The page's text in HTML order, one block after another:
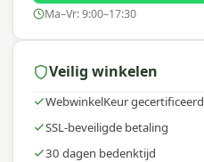
Ma–Vr: 9:00–17:30
Veilig winkelen
WebwinkelKeur gecertificeerd
SSL-beveiligde betaling
30 dagen bedenktijd